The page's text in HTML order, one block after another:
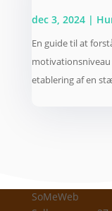
dec 3, 2024|
En guide til at
etablering af en
SoMeWeb